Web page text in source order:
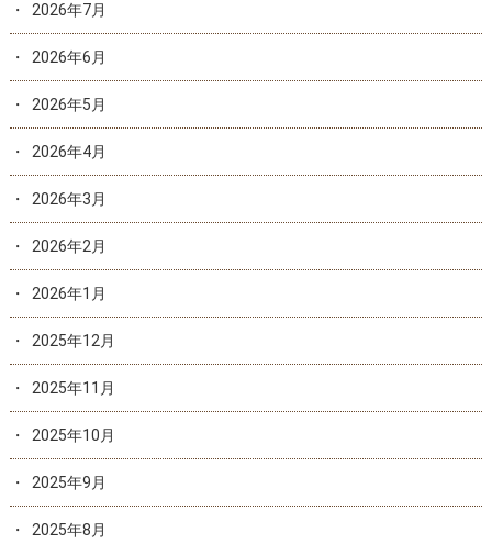
2026年7月
2026年6月
2026年5月
2026年4月
2026年3月
2026年2月
2026年1月
2025年12月
2025年11月
2025年10月
2025年9月
2025年8月